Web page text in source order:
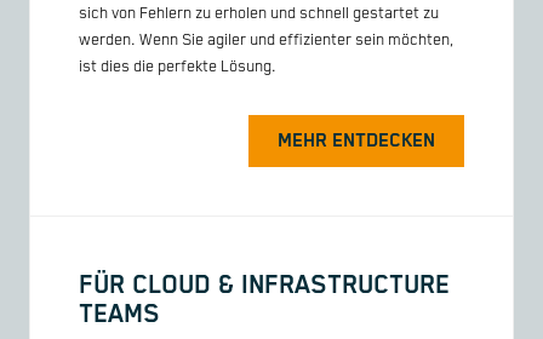
sich von Fehlern zu erholen und schnell gestartet zu
werden. Wenn Sie agiler und effizienter sein möchten,
ist dies die perfekte Lösung.
MEHR ENTDECKEN
FÜR CLOUD & INFRASTRUCTURE
TEAMS